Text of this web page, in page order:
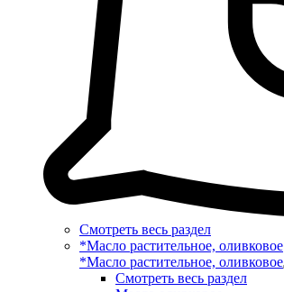
Смотреть весь раздел
*Масло растительное, оливковое
*Масло растительное, оливковое
Смотреть весь раздел